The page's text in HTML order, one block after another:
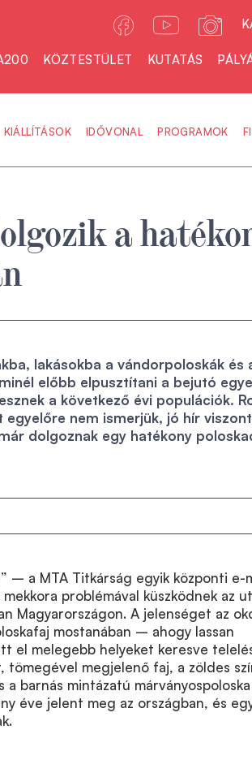
KÖZTESTÜLET KUTATÁS
KIÁLLÍTÁSOK IDŐVONAL PROGRAMOK
a
lakásokba a vándorpoloskák és
előbb elpusztítani a bejutó
a következő évi populációk.
nem ismerjük, jó hír
dolgoznak egy hatékony
– a MTA Titkárság egyik központi e-
problémával küszködnek az
Magyarországon. A jelenséget az
mostanában – ahogy lassan
el melegebb helyeket keresve
tömegével megjelenő faj, a zöldes
a barnás mintázatú márványospoloska
éve jelent meg az országban, és